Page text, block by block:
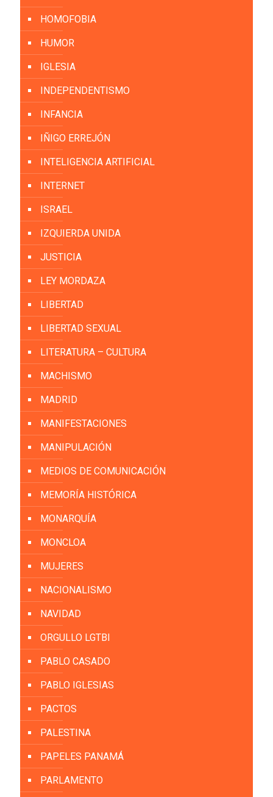
HOMOFOBIA
HUMOR
IGLESIA
INDEPENDENTISMO
INFANCIA
IÑIGO ERREJÓN
INTELIGENCIA ARTIFICIAL
INTERNET
ISRAEL
IZQUIERDA UNIDA
JUSTICIA
LEY MORDAZA
LIBERTAD
LIBERTAD SEXUAL
LITERATURA – CULTURA
MACHISMO
MADRID
MANIFESTACIONES
MANIPULACIÓN
MEDIOS DE COMUNICACIÓN
MEMORÍA HISTÓRICA
MONARQUÍA
MONCLOA
MUJERES
NACIONALISMO
NAVIDAD
ORGULLO LGTBI
PABLO CASADO
PABLO IGLESIAS
PACTOS
PALESTINA
PAPELES PANAMÁ
PARLAMENTO